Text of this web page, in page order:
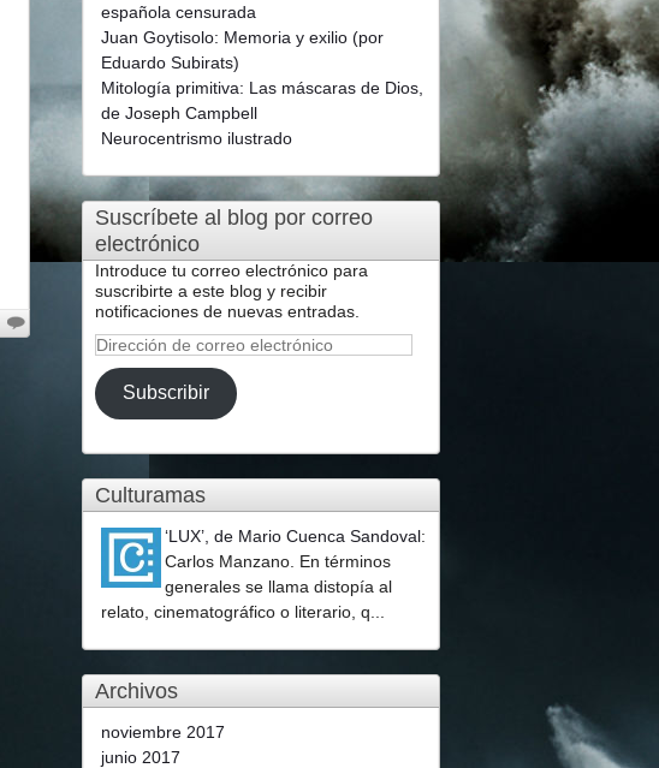
española censurada
Juan Goytisolo: Memoria y exilio (por
Eduardo Subirats)
Mitología primitiva: Las máscaras de Dios,
de Joseph Campbell
Neurocentrismo ilustrado
Suscríbete al blog por correo
electrónico
Introduce tu correo electrónico para
suscribirte a este blog y recibir
notificaciones de nuevas entradas.
Dirección
correo
electrónico
Subscribir
Culturamas
‘LUX’, de Mario Cuenca Sandoval:
Carlos Manzano. En términos
generales se llama distopía al
relato, cinematográfico o literario, q...
Archivos
noviembre 2017
junio 2017